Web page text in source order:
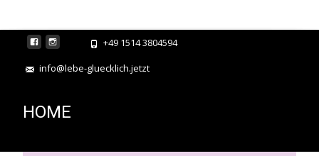
+49 1514 3804594
info@lebe-gluecklich.jetzt
HOME